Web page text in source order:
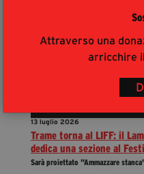
Attraverso una
arricchire
13 luglio 2026
Trame torna al LIFF: il
dedica una sezione al
Sarà proiettato "Ammazzare